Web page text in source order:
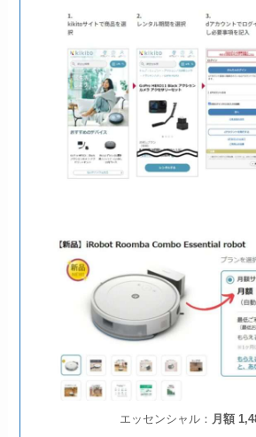
エッセンシャル： 月額